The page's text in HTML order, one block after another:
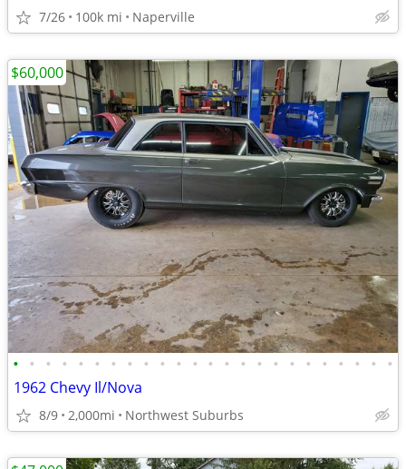
7/26 100k mi Naperville
• • • • • • • • • • • • • • • • • • • • • • • •
1962 Chevy Il/Nova
8/9 2,000mi Northwest Suburbs
$60,000